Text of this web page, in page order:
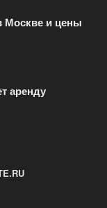
Москве и цены
аренду